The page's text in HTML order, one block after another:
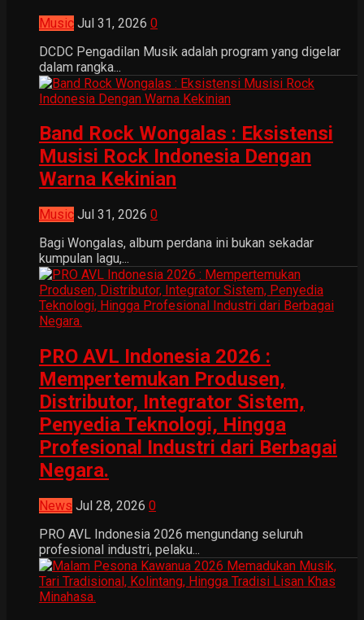
Music Jul 31, 2026 0
DCDC Pengadilan Musik adalah program yang digelar
dalam rangka...
Band Rock Wongalas : Eksistensi
Musisi Rock Indonesia Dengan
Warna Kekinian
Music Jul 31, 2026 0
Bagi Wongalas, album perdana ini bukan sekadar
kumpulan lagu,...
PRO AVL Indonesia 2026 :
Mempertemukan Produsen,
Distributor, Integrator Sistem,
Penyedia Teknologi, Hingga
Profesional Industri dari Berbagai
Negara.
News Jul 28, 2026 0
PRO AVL Indonesia 2026 mengundang seluruh
profesional industri, pelaku...